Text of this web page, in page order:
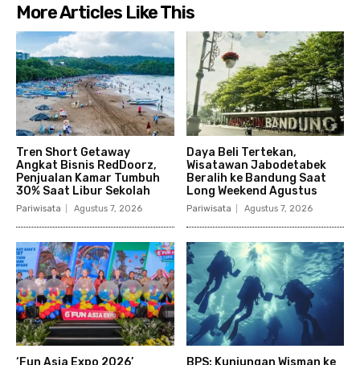
More Articles Like This
Tren Short Getaway
Angkat Bisnis RedDoorz,
Penjualan Kamar Tumbuh
30% Saat Libur Sekolah
Pariwisata Agustus 7, 2026
Daya Beli Tertekan,
Wisatawan Jabodetabek
Beralih ke Bandung Saat
Long Weekend Agustus
Pariwisata Agustus 7, 2026